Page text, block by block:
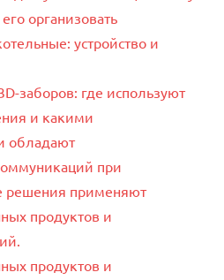
организовать
устройство и
заборов: где используют
и какими
обладают
при
решения применяют
продуктов и
продуктов и